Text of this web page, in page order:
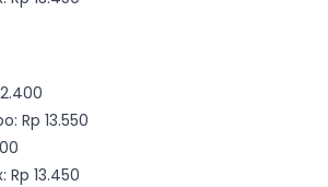
Rp 13.550
13.450